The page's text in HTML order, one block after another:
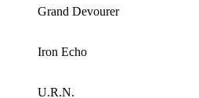
Grand Devourer
Iron Echo
U.R.N.